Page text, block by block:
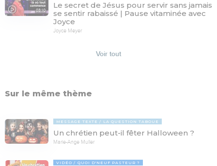
03:10
Le secret de Jésus pour servir sans jamais
se sentir rabaissé | Pause vitaminée avec
Joyce
Joyce Meyer
Voir tout
Sur le même thème
MESSAGE TEXTE LA QUESTION TABOUE
Un chrétien peut-il fêter Halloween ?
Marie-Ange Muller
VIDÉO QUOI D'NEUF PASTEUR ?